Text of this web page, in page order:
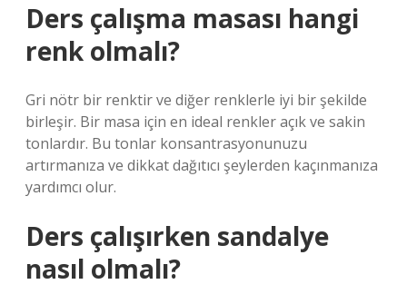
Ders çalışma masası hangi
renk olmalı?
Gri nötr bir renktir ve diğer renklerle iyi bir şekilde
birleşir. Bir masa için en ideal renkler açık ve sakin
tonlardır. Bu tonlar konsantrasyonunuzu
artırmanıza ve dikkat dağıtıcı şeylerden kaçınmanıza
yardımcı olur.
Ders çalışırken sandalye
nasıl olmalı?